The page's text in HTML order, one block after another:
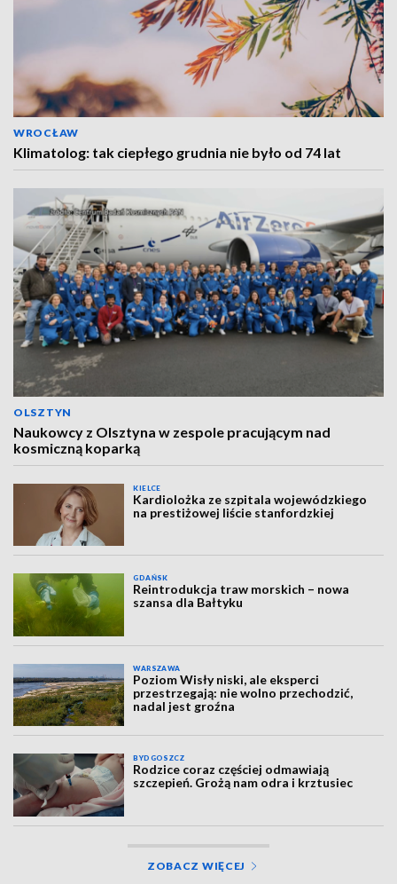
WROCŁAW
Klimatolog: tak ciepłego grudnia nie było od 74 lat
OLSZTYN
Naukowcy z Olsztyna w zespole pracującym nad
kosmiczną koparką
KIELCE
Kardiolożka ze szpitala wojewódzkiego
na prestiżowej liście stanfordzkiej
GDAŃSK
Reintrodukcja traw morskich – nowa
szansa dla Bałtyku
WARSZAWA
Poziom Wisły niski, ale eksperci
przestrzegają: nie wolno przechodzić,
nadal jest groźna
BYDGOSZCZ
Rodzice coraz częściej odmawiają
szczepień. Grożą nam odra i krztusiec
ZOBACZ WIĘCEJ